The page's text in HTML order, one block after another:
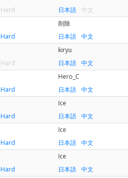
Hard 日本語
中文
削除
Hard 日本語
中文
kiryu
Hard 日本語
中文
Hero_C
Hard 日本語
中文
Ice
Hard 日本語
中文
Ice
Hard 日本語
中文
Ice
Hard 日本語
中文